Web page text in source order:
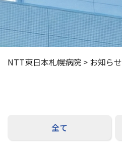
医療・介護関係の方
採用情報
NTT東日本札幌病院 > お知らせ
全て